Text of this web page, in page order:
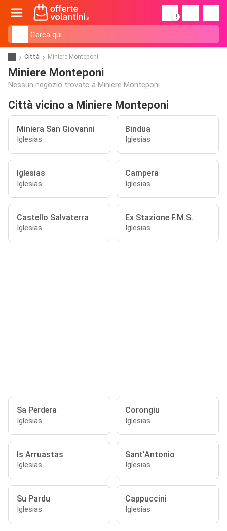
!
Città Miniere Monteponi
Miniere Monteponi
Nessun negozio trovato a Miniere Monteponi.
Città vicino a Miniere Monteponi
Miniera San Giovanni
Iglesias
Bindua
Iglesias
Iglesias
Iglesias
Campera
Iglesias
Castello Salvaterra
Iglesias
Ex Stazione F.M.S.
Iglesias
Sa Perdera
Iglesias
Corongiu
Iglesias
Is Arruastas
Iglesias
Sant'Antonio
Iglesias
Su Pardu
Iglesias
Cappuccini
Iglesias